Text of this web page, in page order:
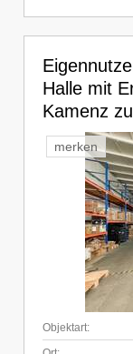
Halle mit
Kamenz
merken
Objektart: